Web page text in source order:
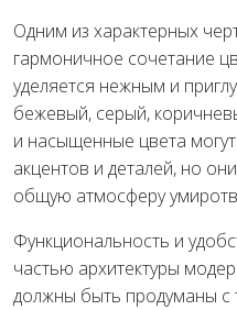
Одним из характерных
гармоничное сочетание
уделяется нежным и
бежевый, серый,
и насыщенные цвета
акцентов и деталей, но
общую атмосферу
Функциональность и
частью архитектуры
должны быть продуманы с